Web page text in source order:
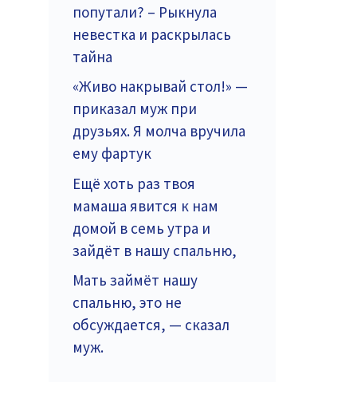
попутали? – Рыкнула
невестка и раскрылась
тайна
«Живо накрывай стол!» —
приказал муж при
друзьях. Я молча вручила
ему фартук
Ещё хоть раз твоя
мамаша явится к нам
домой в семь утра и
зайдёт в нашу спальню,
Мать займёт нашу
спальню, это не
обсуждается, — сказал
муж.